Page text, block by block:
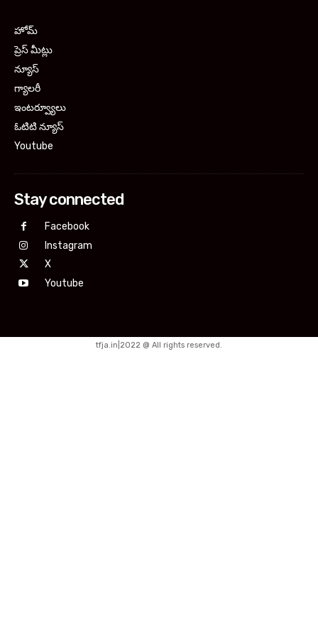
హోమ్
ప్రెస్ మీట్లు
న్యూస్
గ్యాలరీ
ఇంటర్వ్యూలు
ఓటిటి న్యూస్
Youtube
Stay connected
Facebook
Instagram
X
Youtube
tfja.in|2022 @ All rights reserved.